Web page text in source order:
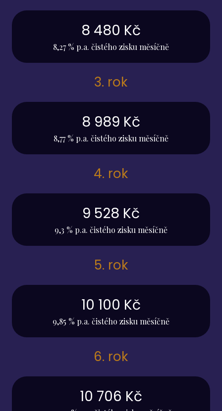
8 480 Kč
8,27 % p.a. čistého zisku měsíčně
3. rok
8 989 Kč
8,77 % p.a. čistého zisku měsíčně
4. rok
9 528 Kč
9,3 % p.a. čistého zisku měsíčně
5. rok
10 100 Kč
9,85 % p.a. čistého zisku měsíčně
6. rok
10 706 Kč